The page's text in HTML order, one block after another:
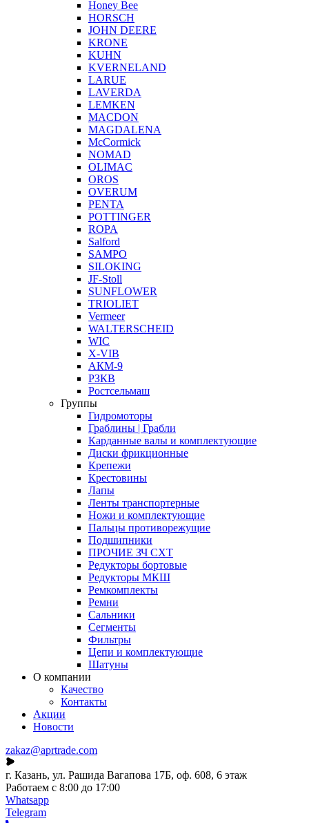
Honey Bee
HORSCH
JOHN DEERE
KRONE
KUHN
KVERNELAND
LARUE
LAVERDA
LEMKEN
MACDON
MAGDALENA
McCormick
NOMAD
OLIMAC
OROS
OVERUM
PENTA
POTTINGER
ROPA
Salford
SAMPO
SILOKING
JF-Stoll
SUNFLOWER
TRIOLIET
Vermeer
WALTERSCHEID
WIC
X-VIB
АКМ-9
РЗКВ
Ростсельмаш
Группы
Гидромоторы
Граблины | Грабли
Карданные валы и комплектующие
Диски фрикционные
Крепежи
Крестовины
Лапы
Ленты транспортерные
Ножи и комплектующие
Пальцы противорежущие
Подшипники
ПРОЧИЕ ЗЧ СХТ
Редукторы бортовые
Редукторы МКШ
Ремкомплекты
Ремни
Сальники
Сегменты
Фильтры
Цепи и комплектующие
Шатуны
О компании
Качество
Контакты
Акции
Новости
zakaz@aprtrade.com
г. Казань, ул. Рашида Вагапова 17Б, оф. 608, 6 этаж
Работаем с 8:00 до 17:00
Whatsapp
Telegram